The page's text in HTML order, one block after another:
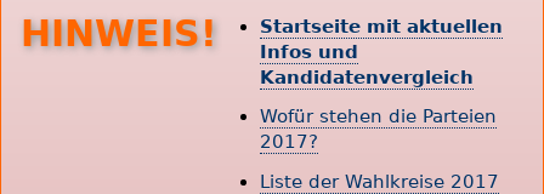
HINWEIS!
Startseite mit aktuellen
Infos und
Kandidatenvergleich
Wofür stehen die Parteien
2017?
Liste der Wahlkreise 2017